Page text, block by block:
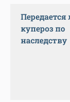
Передается
купероз по
наследству